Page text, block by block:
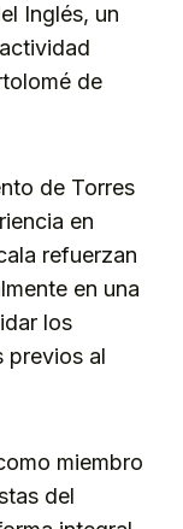
Inglés, un
de
de Torres
en
refuerzan
en una
los
previos al
miembro
del